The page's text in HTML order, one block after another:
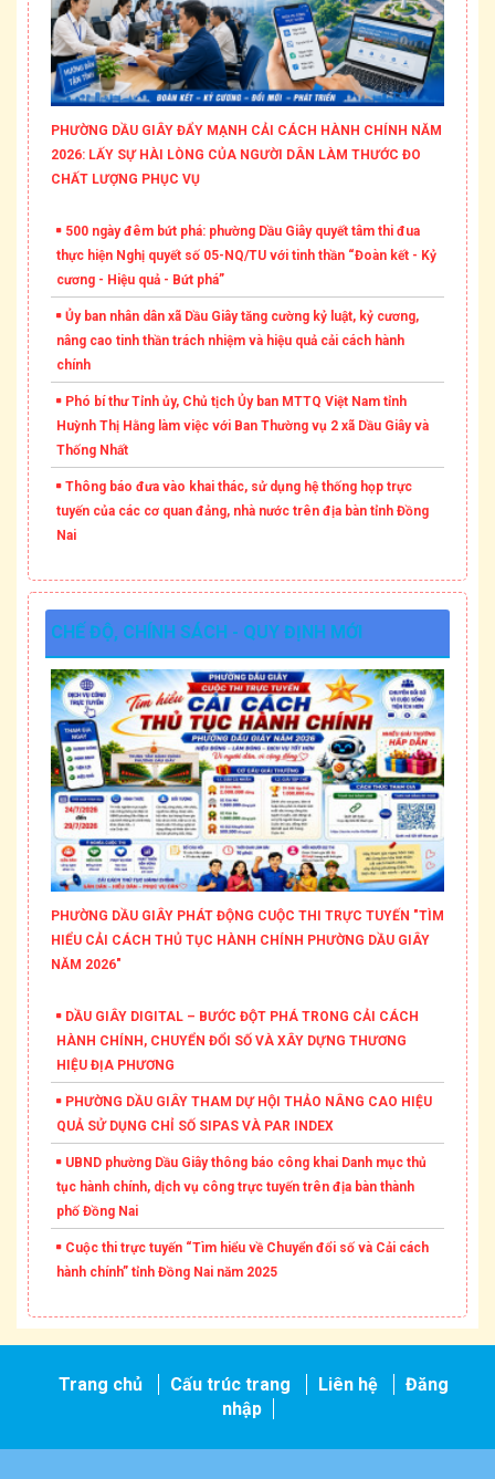
PHƯỜNG DẦU GIÂY ĐẨY MẠNH CẢI CÁCH HÀNH CHÍNH NĂM
2026: LẤY SỰ HÀI LÒNG CỦA NGƯỜI DÂN LÀM THƯỚC ĐO
CHẤT LƯỢNG PHỤC VỤ
500 ngày đêm bứt phá: phường Dầu Giây quyết tâm thi đua
thực hiện Nghị quyết số 05-NQ/TU với tinh thần “Đoàn kết - Kỷ
cương - Hiệu quả - Bứt phá”
Ủy ban nhân dân xã Dầu Giây tăng cường kỷ luật, kỷ cương,
nâng cao tinh thần trách nhiệm và hiệu quả cải cách hành
chính
Phó bí thư Tỉnh ủy, Chủ tịch Ủy ban MTTQ Việt Nam tỉnh
Huỳnh Thị Hằng làm việc với Ban Thường vụ 2 xã Dầu Giây và
Thống Nhất
Thông báo đưa vào khai thác, sử dụng hệ thống họp trực
tuyến của các cơ quan đảng, nhà nước trên địa bàn tỉnh Đồng
Nai
CHẾ ĐỘ, CHÍNH SÁCH - QUY ĐỊNH MỚI
PHƯỜNG DẦU GIÂY PHÁT ĐỘNG CUỘC THI TRỰC TUYẾN "TÌM
HIỂU CẢI CÁCH THỦ TỤC HÀNH CHÍNH PHƯỜNG DẦU GIÂY
NĂM 2026"
DẦU GIÂY DIGITAL – BƯỚC ĐỘT PHÁ TRONG CẢI CÁCH
HÀNH CHÍNH, CHUYỂN ĐỔI SỐ VÀ XÂY DỰNG THƯƠNG
HIỆU ĐỊA PHƯƠNG
PHƯỜNG DẦU GIÂY THAM DỰ HỘI THẢO NÂNG CAO HIỆU
QUẢ SỬ DỤNG CHỈ SỐ SIPAS VÀ PAR INDEX
UBND phường Dầu Giây thông báo công khai Danh mục thủ
tục hành chính, dịch vụ công trực tuyến trên địa bàn thành
phố Đồng Nai
Cuộc thi trực tuyến “Tìm hiểu về Chuyển đổi số và Cải cách
hành chính” tỉnh Đồng Nai năm 2025
Trang chủ Cấu trúc trang Liên hệ
Đăng
nhập